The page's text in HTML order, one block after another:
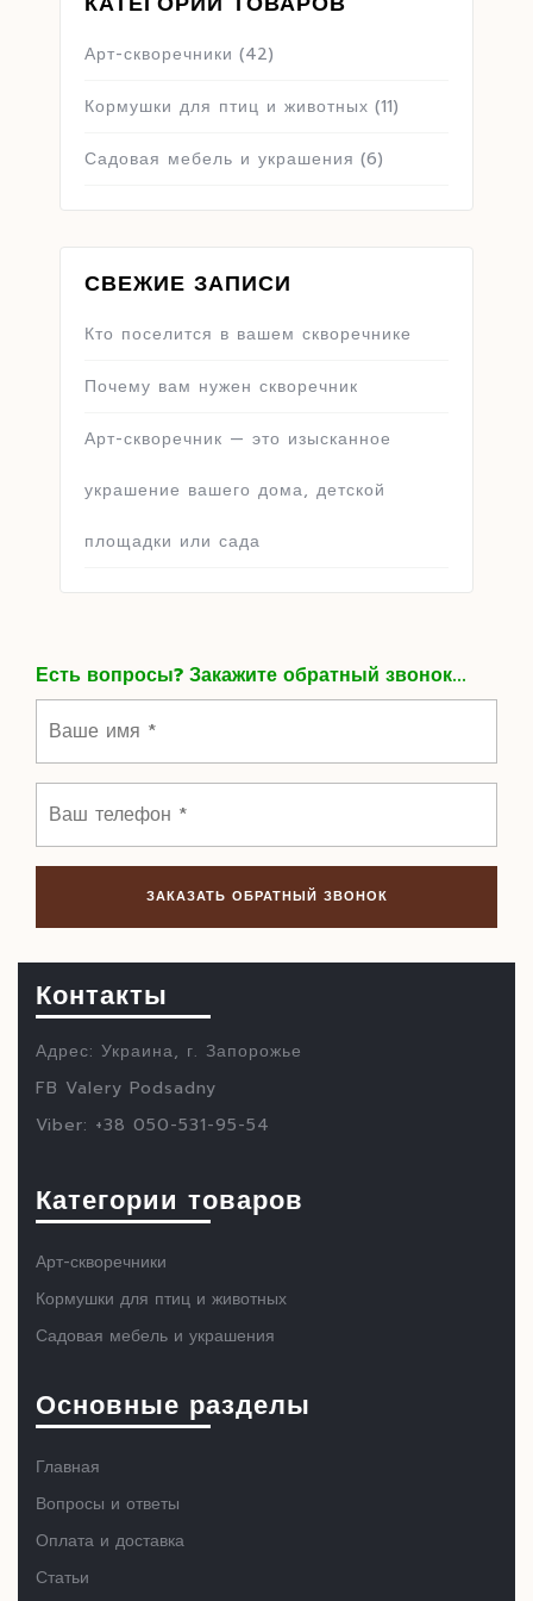
Арт-скворечники (42)
Кормушки для птиц и животных (11)
Садовая мебель и украшения (6)
СВЕЖИЕ ЗАПИСИ
Кто поселится в вашем скворечнике
Почему вам нужен скворечник
Арт-скворечник — это изысканное
украшение вашего дома, детской
площадки или сада
Есть вопросы? Закажите обратный звонок...
Контакты
Адрес: Украина, г. Запорожье
FB Valery Podsadny
Viber: +38 050-531-95-54
Категории товаров
Арт-скворечники
Кормушки для птиц и животных
Садовая мебель и украшения
Основные разделы
Главная
Вопросы и ответы
Оплата и доставка
Статьи